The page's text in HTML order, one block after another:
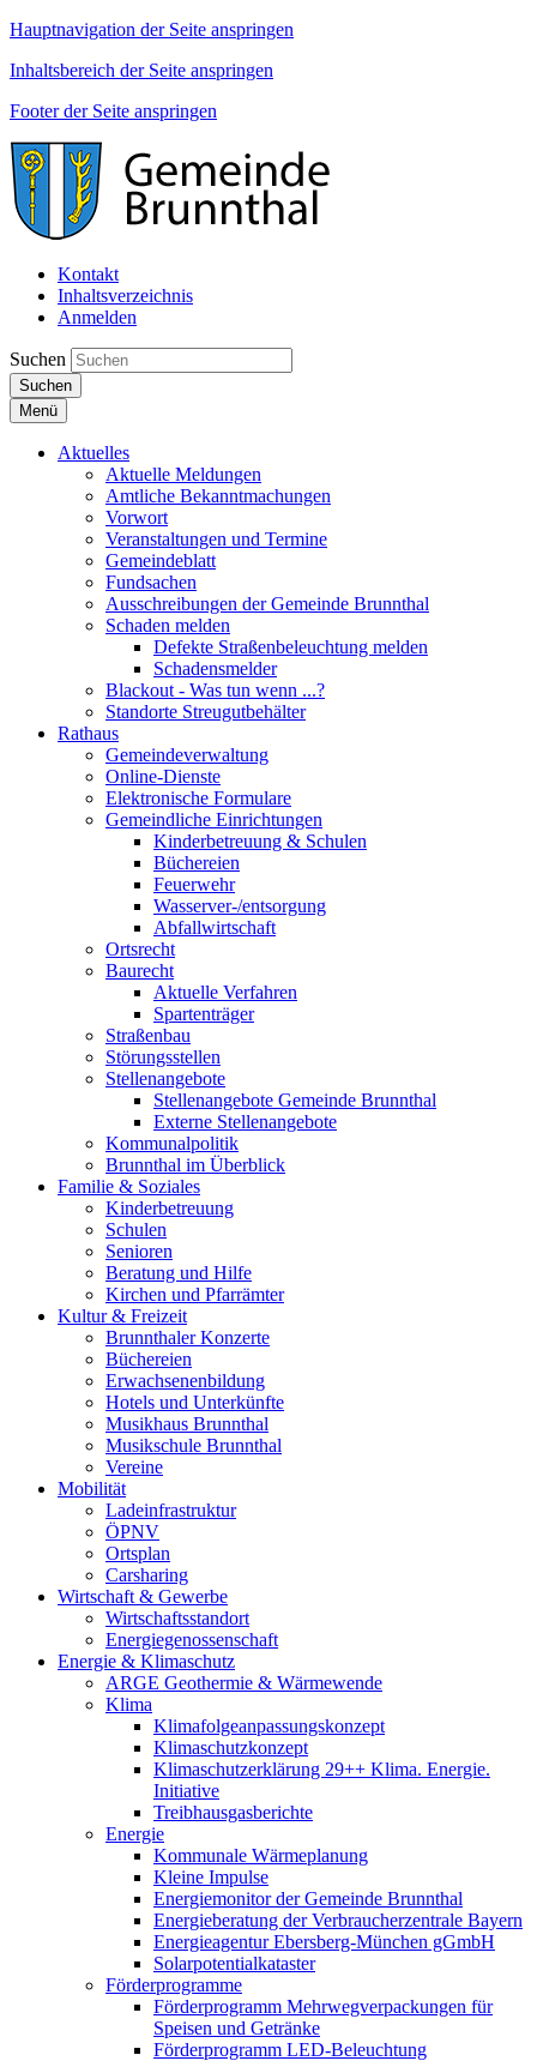
Hauptnavigation der Seite anspringen
Inhaltsbereich der Seite anspringen
Footer der Seite anspringen
Kontakt
Inhaltsverzeichnis
Anmelden
Suchen
Suchen
Menü
Aktuelles
Aktuelle Meldungen
Amtliche Bekanntmachungen
Vorwort
Veranstaltungen und Termine
Gemeindeblatt
Fundsachen
Ausschreibungen der Gemeinde Brunnthal
Schaden melden
Defekte Straßenbeleuchtung melden
Schadensmelder
Blackout - Was tun wenn ...?
Standorte Streugutbehälter
Rathaus
Gemeindeverwaltung
Online-Dienste
Elektronische Formulare
Gemeindliche Einrichtungen
Kinderbetreuung & Schulen
Büchereien
Feuerwehr
Wasserver-/entsorgung
Abfallwirtschaft
Ortsrecht
Baurecht
Aktuelle Verfahren
Spartenträger
Straßenbau
Störungsstellen
Stellenangebote
Stellenangebote Gemeinde Brunnthal
Externe Stellenangebote
Kommunalpolitik
Brunnthal im Überblick
Familie & Soziales
Kinderbetreuung
Schulen
Senioren
Beratung und Hilfe
Kirchen und Pfarrämter
Kultur & Freizeit
Brunnthaler Konzerte
Büchereien
Erwachsenenbildung
Hotels und Unterkünfte
Musikhaus Brunnthal
Musikschule Brunnthal
Vereine
Mobilität
Ladeinfrastruktur
ÖPNV
Ortsplan
Carsharing
Wirtschaft & Gewerbe
Wirtschaftsstandort
Energiegenossenschaft
Energie & Klimaschutz
ARGE Geothermie & Wärmewende
Klima
Klimafolgeanpassungskonzept
Klimaschutzkonzept
Klimaschutzerklärung 29++ Klima. Energie.
Initiative
Treibhausgasberichte
Energie
Kommunale Wärmeplanung
Kleine Impulse
Energiemonitor der Gemeinde Brunnthal
Energieberatung der Verbraucherzentrale Bayern
Energieagentur Ebersberg-München gGmbH
Solarpotentialkataster
Förderprogramme
Förderprogramm Mehrwegverpackungen für
Speisen und Getränke
Förderprogramm LED-Beleuchtung